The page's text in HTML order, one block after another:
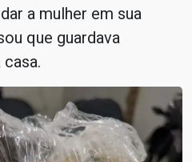
a mulher em sua
que guardava